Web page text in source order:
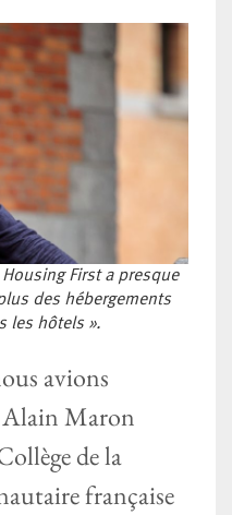
First a presque
des hébergements
les hôtels ».
avions
Maron
de la
française